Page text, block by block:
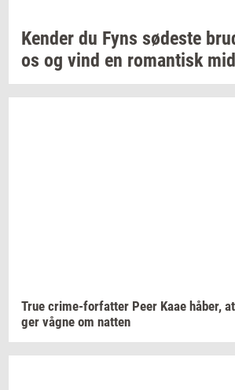
Ken­der du Fyns sø­de­ste
os og vind en ro­man­tisk
True crime-​forfatter Peer Kaae håber,
ger vågne om nat­ten